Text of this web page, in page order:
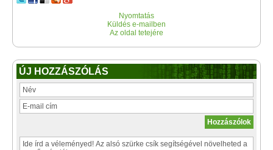
Nyomtatás
Küldés e-mailben
Az oldal tetejére
ÚJ HOZZÁSZÓLÁS